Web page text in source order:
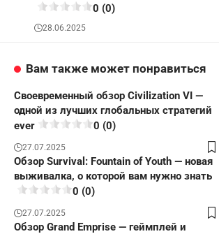
0 (0)
28.06.2025
Вам также может понравиться
Своевременный обзор Civilization VI —
одной из лучших глобальных стратегий
ever
0 (0)
27.07.2025
Обзор Survival: Fountain of Youth — новая
выживалка, о которой вам нужно знать
0 (0)
27.07.2025
Обзор Grand Emprise — геймплей и